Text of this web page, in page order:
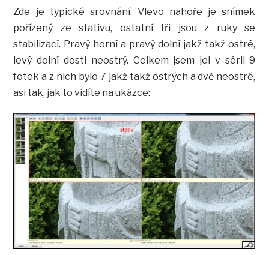
Zde je typické srovnání. Vlevo nahoře je snímek
pořízený ze stativu, ostatní tři jsou z ruky se
stabilizací. Pravý horní a pravý dolní jakž takž ostré,
levý dolní dosti neostrý. Celkem jsem jel v sérii 9
fotek a z nich bylo 7 jakž takž ostrých a dvě neostré,
asi tak, jak to vidíte na ukázce: